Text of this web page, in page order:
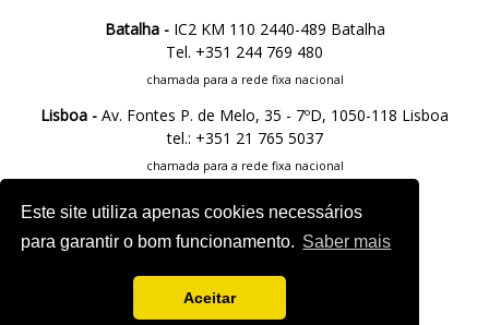
Este site utiliza apenas cookies necessários
para garantir o bom funcionamento. Saber mais
Aceitar
Batalha -IC2 KM 110 2440-489 Batalha
Tel. +351 244 769 480
chamada para a rede fixa nacional
Lisboa - Av. Fontes P. de Melo, 35 - 7ºD, 1050-118 Lisboa
tel.: +351 21 765 5037
chamada para a rede fixa nacional
M.info@exposalao.pt
SÍGUENOS